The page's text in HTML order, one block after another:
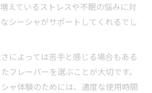
えているストレスや不眠の悩みに対
シーシャがサポートしてくれるでし
によっては苦手と感じる場合もある
フレーバーを選ぶことが大切です。
ャ体験のためには、適度な使用時間